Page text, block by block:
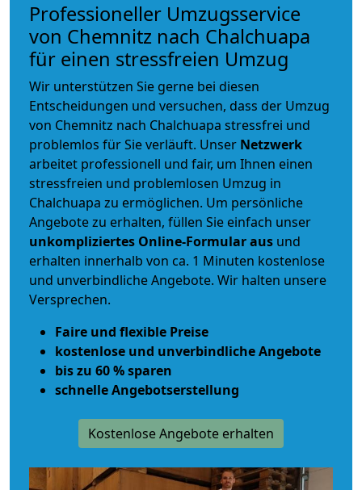
Professioneller Umzugsservice
von Chemnitz nach Chalchuapa
für einen stressfreien Umzug
Wir unterstützen Sie gerne bei diesen
Entscheidungen und versuchen, dass der Umzug
von Chemnitz nach Chalchuapa stressfrei und
problemlos für Sie verläuft. Unser Netzwerk
arbeitet professionell und fair, um Ihnen einen
stressfreien und problemlosen Umzug in
Chalchuapa zu ermöglichen. Um persönliche
Angebote zu erhalten, füllen Sie einfach unser
unkompliziertes Online-Formular aus und
erhalten innerhalb von ca. 1 Minuten kostenlose
und unverbindliche Angebote. Wir halten unsere
Versprechen.
Faire und flexible Preise
kostenlose und unverbindliche Angebote
bis zu 60 % sparen
schnelle Angebotserstellung
Kostenlose Angebote erhalten